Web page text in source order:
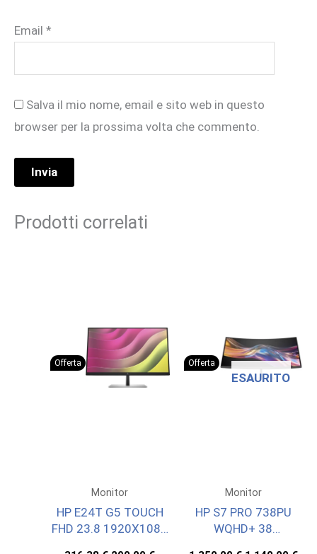
Email *
Salva il mio nome, email e sito web in questo
browser per la prossima volta che commento.
Prodotti correlati
Offerta
Monitor
HP E24T G5 TOUCH
FHD 23.8 1920X1080
Il
Il
Offerta
ESAURITO
Monitor
HP S7 PRO 738PU
WQHD+ 38
Il
Il